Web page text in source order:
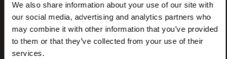
We also share information about your use of our site with
our social media, advertising and analytics partners who
may combine it with other information that you’ve provided
to them or that they’ve collected from your use of their
services.